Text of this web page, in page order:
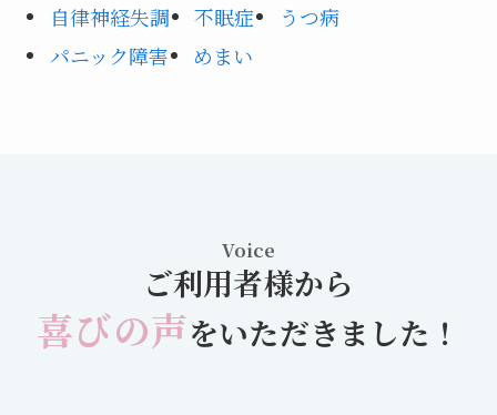
自律神経失調 不眠症
うつ病
パニック障害
めまい
Voice
ご利用者様から
喜びの声をいただきました！